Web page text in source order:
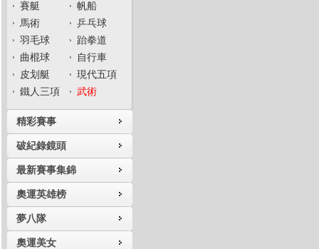
賽艇
帆船
馬術
乒乓球
羽毛球
跆拳道
曲棍球
自行車
皮划艇
現代五項
鐵人三項
武術
精彩賽事
破紀錄鏡頭
最新賽事集錦
奧運英雄榜
夢八隊
奧運美女